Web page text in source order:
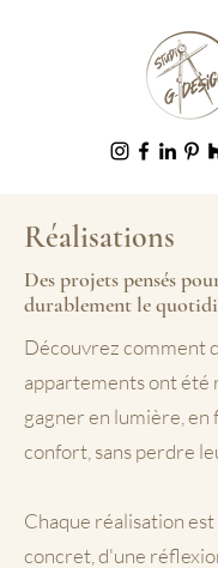
Réalisations
Des projets pensés
durablement le
Découvrez comment
appartements ont été
gagner en lumière, en
confort, sans perdre
Chaque réalisation
concret, d'une